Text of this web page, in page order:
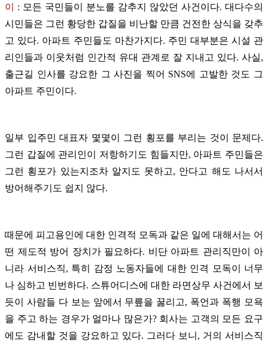
이 : 모든 국민들이 분노를 감추지 않았던 사건이다. 대다수의
시민들은 그런 황당한 갑질을 비난할 만큼 건전한 상식을 갖추
고 있다. 아파트 주민들도 마찬가지다. 주민 대부분은 시설 관
리인들과 이웃처럼 인간적 유대 관계로 잘 지내고 있다. 사실,
출근길 인사를 강요한 그 사진을 찍어 SNS에 고발한 것도 그
아파트 주민이다.
일부 입주민 대표자 몇몇이 그런 횡포를 부리는 것이 문제다.
그런 갑질에 관리인이 저항하기도 힘들지만, 아파트 주민들은
그런 횡포가 있는지조차 알지도 못하고, 안다고 해도 나서서
방어해주기도 쉽지 않다.
때문에 피고용인에 대한 인격적 모독과 같은 일에 대해서는 어
떤 제도적 방어 장치가 필요하다. 비단 아파트 관리직만이 아
니라 서비스직, 특히 감정 노동자들에 대한 인격 모독이 너무
나 심하고 빈번하다. 스튜어디스에 대한 라면상무 사건에서 보
듯이 사람들 다 보는 앞에서 무릎을 꿇리고, 폭언과 폭행 모욕
을 주고 하는 경우가 얼마나 많은가? 회사는 고객의 모든 요구
에도 감내할 것을 강요하고 있다. 그러다 보니, 거의 서비스직